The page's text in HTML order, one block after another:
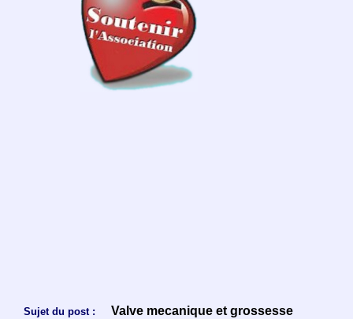
Sujet du post : Valve mecanique et grossesse